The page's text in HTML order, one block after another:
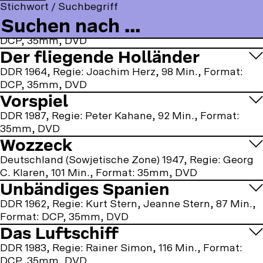
t
o
m
m
e
n
u
o
l
l
o
w
u
s
o
n
:
a
c
e
b
o
o
k
o
u
T
u
b
e
n
s
t
a
g
r
a
m
Stichwort / Suchbegriff
Stielke, Heinz, fünfzehn…
DDR 1987, Regie: Michael Kann, 98 Min., Format:
DCP, 35mm, DVD
Der fliegende Holländer
DDR 1964, Regie: Joachim Herz, 98 Min., Format:
DCP, 35mm, DVD
Vorspiel
DDR 1987, Regie: Peter Kahane, 92 Min., Format:
35mm, DVD
Wozzeck
Deutschland (Sowjetische Zone) 1947, Regie: Georg
C. Klaren, 101 Min., Format: 35mm, DVD
Unbändiges Spanien
DDR 1962, Regie: Kurt Stern, Jeanne Stern, 87 Min.,
Format: DCP, 35mm, DVD
Das Luftschiff
DDR 1983, Regie: Rainer Simon, 116 Min., Format: